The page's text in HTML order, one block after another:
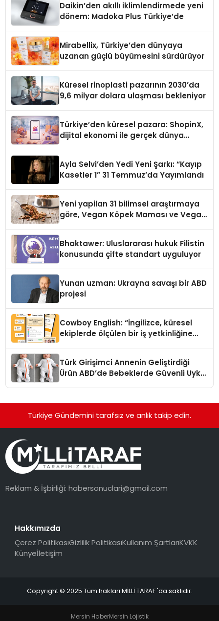
Daikin’den akıllı iklimlendirmede yeni
dönem: Madoka Plus Türkiye’de
Mirabellix, Türkiye’den dünyaya
uzanan güçlü büyümesini sürdürüyor
Küresel rinoplasti pazarının 2030’da
9,6 milyar dolara ulaşması bekleniyor
Türkiye’den küresel pazara: ShopinX,
dijital ekonomi ile gerçek dünya
Ayla Selvi’den Yedi Yeni Şarkı: “Kayıp
Kasetler 1” 31 Temmuz’da Yayımlandı
Yeni yapilan 31 bilimsel araştırmaya
göre, Vegan Köpek Maması ve Vegan
Bhaktawer: Uluslararası hukuk Filistin
konusunda çifte standart uyguluyor
Yunan uzman: Ukrayna savaşı bir ABD
projesi
Cowboy English: “İngilizce, küresel
ekiplerde ölçülen bir iş yetkinliğine
Türk Girişimci Annenin Geliştirdiği
Ürün ABD’de Bebeklerde Güvenli Uyku
Türkiye Gündemini tarafsız ve anlık takip edin.
Reklam & İşbirliği:habersonuclari@gmail.com
Hakkımızda
Çerez PolitikasıGizlilik PolitikasıKullanım ŞartlarıKVKK
Künyeİletişim
Copyright © 2025 Tüm hakları MİLLİ TARAF 'da saklıdır.
Mersin HaberMersin Lojistik